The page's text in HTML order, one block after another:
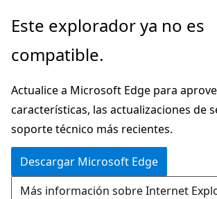
Ir
contenido
Este explorador ya no es
compatible.
Actualice a Microsoft Edge para
características, las actualizaciones de
soporte técnico más recientes.
Descargar Microsoft Edge
Más información sobre Internet